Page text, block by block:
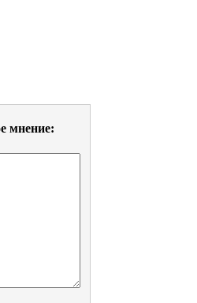
мнение: